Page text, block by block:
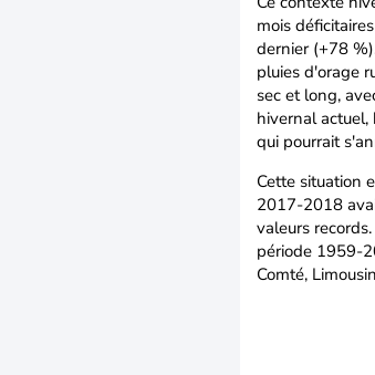
mois
dernier (+78
pluies d'orage
sec et long,
hivernal
qui pourrait
Cette situation
2017-2018
valeurs
période 1959-
Comté,